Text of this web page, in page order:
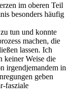
im oberen Teil
besonders häufig
tun und konnte
machen, die
lassen. Ich
keiner Weise die
irgendjemandem in
geben
fasziale